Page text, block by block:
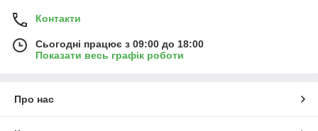
Контакти
Сьогодні працює з 09:00 до 18:00
Показати весь графік роботи
Про нас